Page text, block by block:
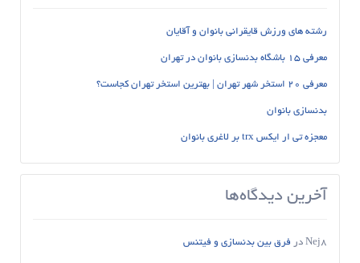
رشته های ورزش قایقرانی بانوان و آقایان
معرفی 15 باشگاه بدنسازی بانوان در تهران
معرفی 20 استخر شهر تهران | بهترین استخر تهران کجاست؟
بدنسازی بانوان
معجزه تی ار ایکس trx بر لاغری بانوان
آخرین دیدگاه‌ها
Nej8 در فرق بین بدنسازی و فیتنس